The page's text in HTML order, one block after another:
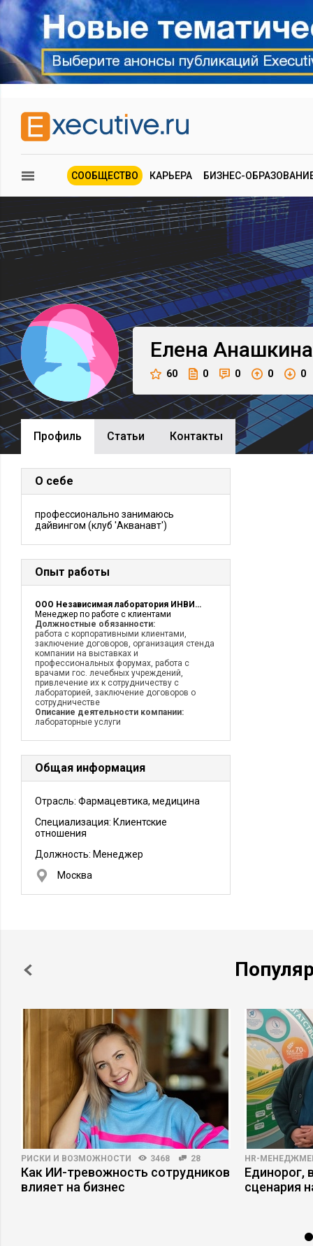
СООБЩЕСТВО КАРЬЕРА БИЗНЕС-
Елена Анашкина
60 0 0 0 0
Профиль Cтатьи Контакты
О себе
профессионально занимаюсь
дайвингом (клуб 'Акванавт')
Опыт работы
ООО Независимая лаборатория ИНВИТРО
Менеджер по работе с клиентами
Должностные обязанности:
работа с корпоративными клиентами,
заключение договоров, организация стенда
компании на выставках и
профессиональных форумах, работа с
врачами гос. лечебных учреждений,
привлечение их к сотрудничеству с
лабораторией, заключение договоров о
сотрудничестве
Описание деятельности компании:
лабораторные услуги
Общая информация
Отрасль: Фармацевтика, медицина
Специализация: Клиентские
отношения
Должность: Менеджер
Москва
РИСКИ И ВОЗМОЖНОСТИ 3468 28
Как ИИ-тревожность сотрудников
влияет на бизнес
HR-
Единорог,
сценария